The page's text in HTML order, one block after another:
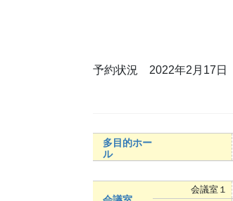
予約状況 2022年2月17日
多目的ホー
ル
会議室１